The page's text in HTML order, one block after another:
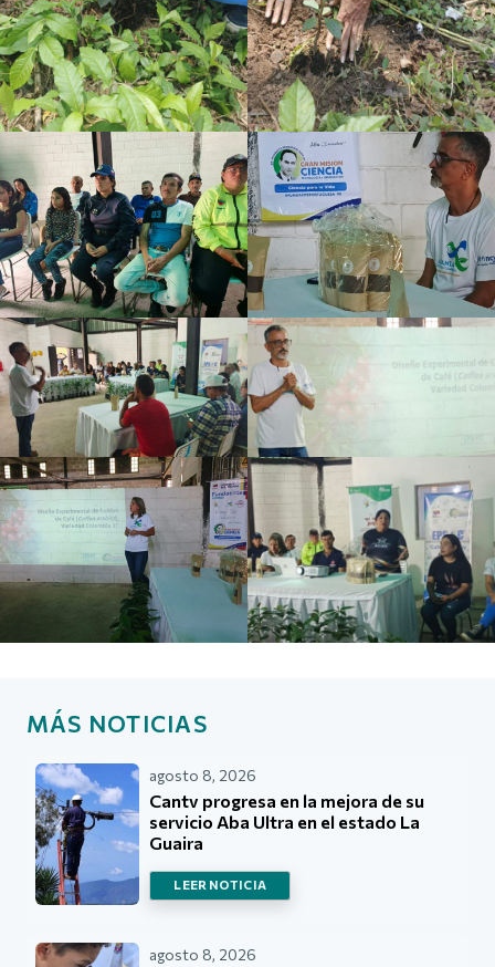
MÁS NOTICIAS
agosto 8, 2026
Cantv progresa en la mejora de su
servicio Aba Ultra en el estado La
Guaira
LEER NOTICIA
agosto 8, 2026